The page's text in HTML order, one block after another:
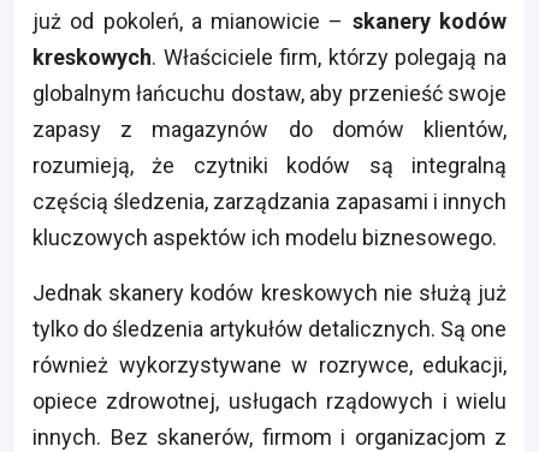
już od pokoleń, a mianowicie – skanery kodów
kreskowych. Właściciele firm, którzy polegają na
globalnym łańcuchu dostaw, aby przenieść swoje
zapasy z magazynów do domów klientów,
rozumieją, że czytniki kodów są integralną
częścią śledzenia, zarządzania zapasami i innych
kluczowych aspektów ich modelu biznesowego.
Jednak skanery kodów kreskowych nie służą już
tylko do śledzenia artykułów detalicznych. Są one
również wykorzystywane w rozrywce, edukacji,
opiece zdrowotnej, usługach rządowych i wielu
innych. Bez skanerów, firmom i organizacjom z